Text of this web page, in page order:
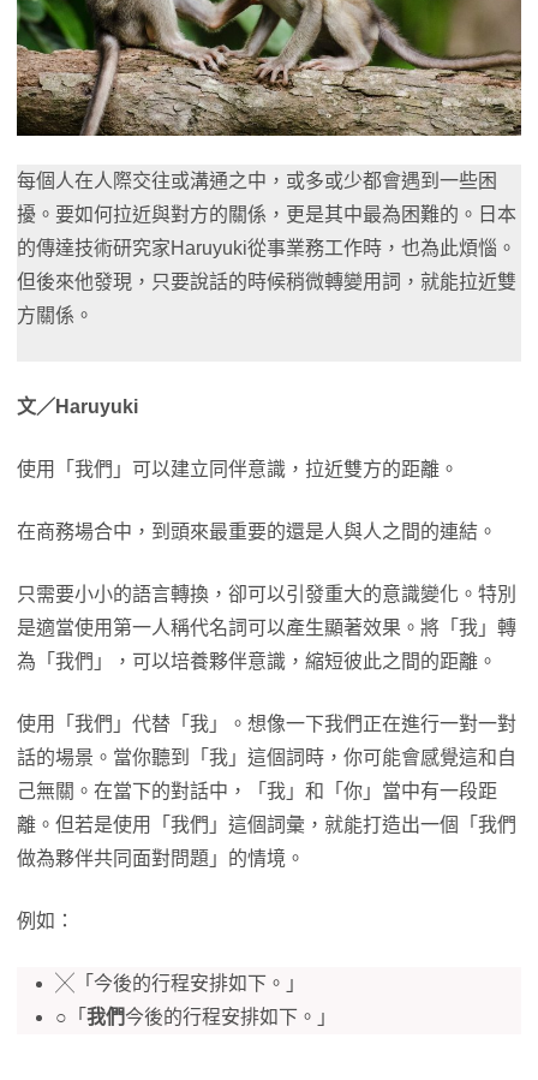
每個人在人際交往或溝通之中，或多或少都會遇到一些困
擾。要如何拉近與對方的關係，更是其中最為困難的。日本
的傳達技術研究家Haruyuki從事業務工作時，也為此煩惱。
但後來他發現，只要說話的時候稍微轉變用詞，就能拉近雙
方關係。
文／Haruyuki
使用「我們」可以建立同伴意識，拉近雙方的距離。
在商務場合中，到頭來最重要的還是人與人之間的連結。
只需要小小的語言轉換，卻可以引發重大的意識變化。特別
是適當使用第一人稱代名詞可以產生顯著效果。將「我」轉
為「我們」，可以培養夥伴意識，縮短彼此之間的距離。
使用「我們」代替「我」。想像一下我們正在進行一對一對
話的場景。當你聽到「我」這個詞時，你可能會感覺這和自
己無關。在當下的對話中，「我」和「你」當中有一段距
離。但若是使用「我們」這個詞彙，就能打造出一個「我們
做為夥伴共同面對問題」的情境。
例如：
╳「今後的行程安排如下。」
○「 我們今後的行程安排如下。」